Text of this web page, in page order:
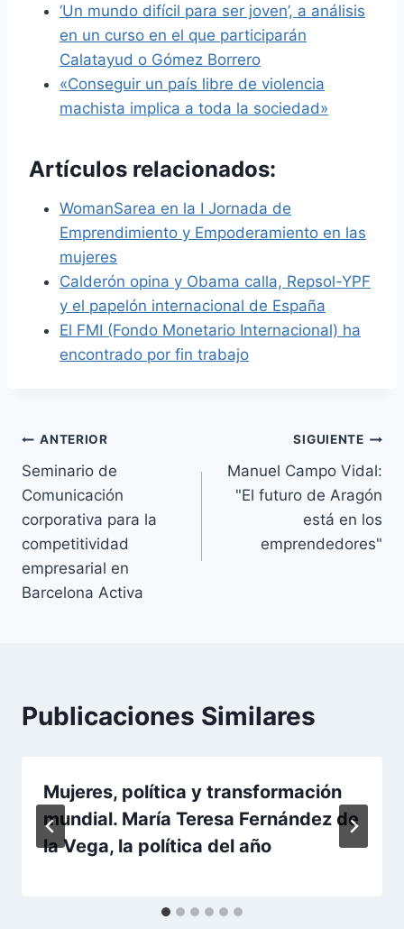
‘Un mundo difícil para ser joven’, a análisis
en un curso en el que participarán
Calatayud o Gómez Borrero
«Conseguir un país libre de violencia
machista implica a toda la sociedad»
Artículos relacionados:
WomanSarea en la I Jornada de
Emprendimiento y Empoderamiento en las
mujeres
Calderón opina y Obama calla, Repsol-YPF
y el papelón internacional de España
El FMI (Fondo Monetario Internacional) ha
encontrado por fin trabajo
Navegación
de
entradas
ANTERIOR
Seminario de
Comunicación
corporativa para la
competitividad
empresarial en
Barcelona Activa
SIGUIENTE
Manuel Campo Vidal:
"El futuro de Aragón
está en los
emprendedores"
Publicaciones Similares
Mujeres, política y transformación
mundial. María Teresa Fernández de
la Vega, la política del año